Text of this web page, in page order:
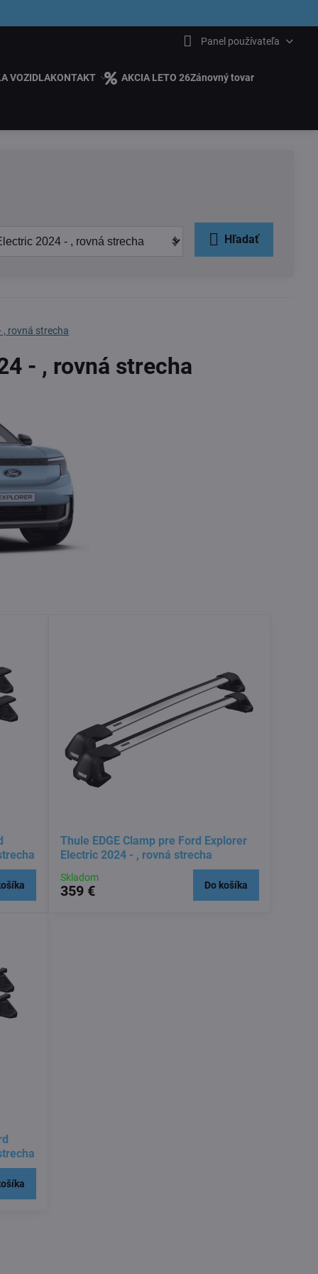
Panel používateľa
VOZIDLAKONTAKT AKCIA LETO 26Zánovný tovar
Hľadať
, rovná strecha
- , rovná strecha
Thule EDGE Clamp pre Ford Explorer
Electric 2024 - , rovná strecha
Skladom
359 € Do košíka